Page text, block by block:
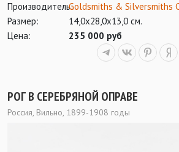
Производитель:Goldsmiths & Silversmiths
Размер:
14,0х28,0х13,0 см.
Цена:
235 000 руб
РОГ В СЕРЕБРЯНОЙ ОПРАВЕ
Россия, Вильно, 1899-1908 годы